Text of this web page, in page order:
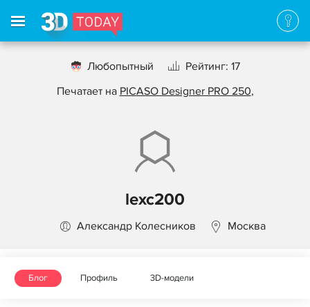
Любопытный
Рейтинг: 17
Печатает на PICASO Designer PRO 250,
lexc200
Александр Колесников Москва
Блог Профиль 3D-модели